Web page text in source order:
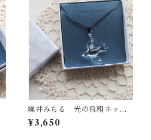
繰井みちる 光の飛翔ネック
レス クリア
¥3,650